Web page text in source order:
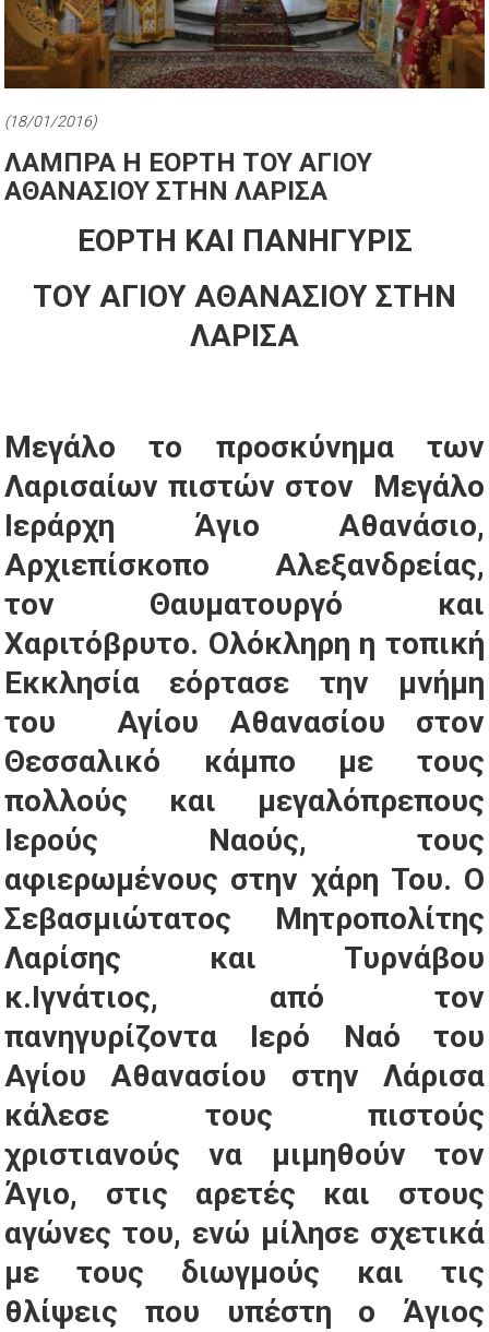
(18/01/2016)
ΛΑΜΠΡΑ Η ΕΟΡΤΗ ΤΟΥ ΑΓΙΟΥ
ΑΘΑΝΑΣΙΟΥ ΣΤΗΝ ΛΑΡΙΣΑ
ΕΟΡΤΗ ΚΑΙ ΠΑΝΗΓΥΡΙΣ
ΤΟΥ ΑΓΙΟΥ ΑΘΑΝΑΣΙΟΥ ΣΤΗΝ
ΛΑΡΙΣΑ
Μεγάλο το προσκύνημα των
Λαρισαίων πιστών στον Μεγάλο
Ιεράρχη Άγιο Αθανάσιο,
Αρχιεπίσκοπο Αλεξανδρείας,
τον Θαυματουργό και
Χαριτόβρυτο. Ολόκληρη η τοπική
Εκκλησία εόρτασε την μνήμη
του Αγίου Αθανασίου στον
Θεσσαλικό κάμπο με τους
πολλούς και μεγαλόπρεπους
Ιερούς Ναούς, τους
αφιερωμένους στην χάρη Του. Ο
Σεβασμιώτατος Μητροπολίτης
Λαρίσης και Τυρνάβου
κ.Ιγνάτιος, από τον
πανηγυρίζοντα Ιερό Ναό του
Αγίου Αθανασίου στην Λάρισα
κάλεσε τους πιστούς
χριστιανούς να μιμηθούν τον
Άγιο, στις αρετές και στους
αγώνες του, ενώ μίλησε σχετικά
με τους διωγμούς και τις
θλίψεις που υπέστη ο Άγιος